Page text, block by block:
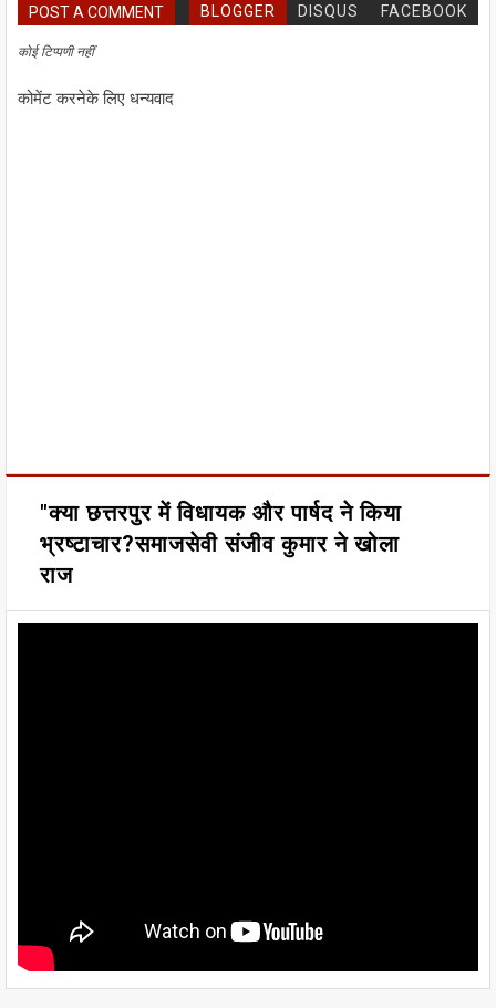
POST A COMMENT BLOGGER DISQUS FACEBOOK
कोई टिप्पणी नहीं
कोमेंट करनेके लिए धन्यवाद
"क्या छत्तरपुर में विधायक और पार्षद ने किया
भ्रष्टाचार?समाजसेवी संजीव कुमार ने खोला
राज